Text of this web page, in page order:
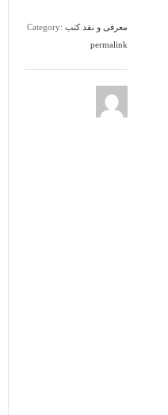
Category: معرفی و نقد کتب
permalink